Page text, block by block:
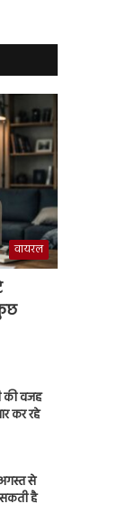
वायरल
की वजह
कर रहे
से
है